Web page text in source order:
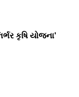
કૃષિ યોજના'